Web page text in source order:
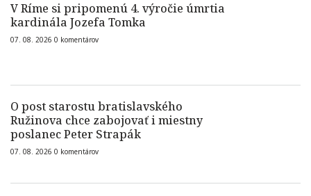
V Ríme si pripomenú 4. výročie úmrtia
kardinála Jozefa Tomka
07. 08. 2026 0 komentárov
O post starostu bratislavského
Ružinova chce zabojovať i miestny
poslanec Peter Strapák
07. 08. 2026 0 komentárov